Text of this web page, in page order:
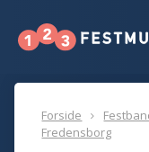
Forside
Fredensborg